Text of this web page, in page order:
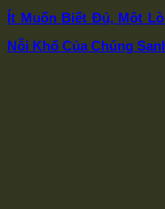
Ít Muốn Biết Đủ, Một
Nỗi Khổ Của Chúng